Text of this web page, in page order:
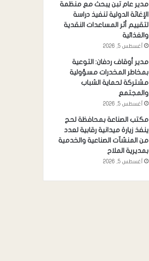
مدير عام تبن يبحث مع منظمة
الإغاثة الدولية تنفيذ دراسة
لتقييم أثر المساعدات النقدية
والغذائية
أغسطس 5, 2026
مدير أوقاف ردفان: التوعية
بمخاطر المخدرات مسؤولية
مشتركة لحماية الشباب
والمجتمع
أغسطس 5, 2026
مكتب الصناعة بمحافظة لحج
ينفذ زيارة ميدانية رقابية لعدد
من المنشآت الصناعية والخدمية
بمديرية الملاح
أغسطس 5, 2026